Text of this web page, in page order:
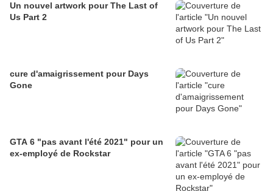
Un nouvel artwork pour The Last of
Us Part 2
cure d'amaigrissement pour Days
Gone
GTA 6 "pas avant l'été 2021" pour un
ex-employé de Rockstar